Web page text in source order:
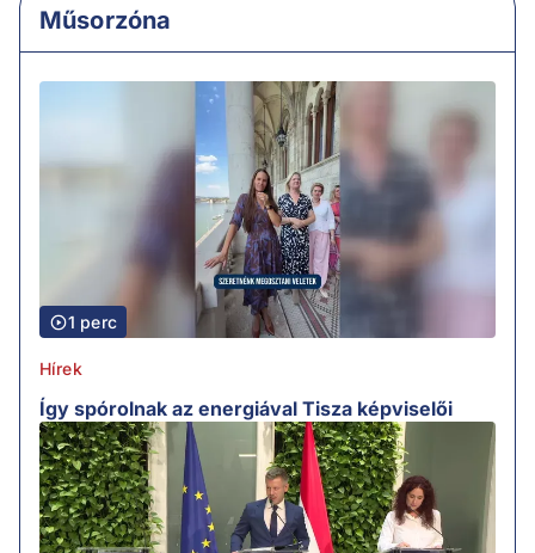
Műsorzóna
1 perc
Hírek
Így spórolnak az energiával Tisza képviselői